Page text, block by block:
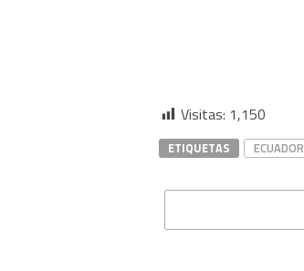
Visitas: 1,150
ETIQUETAS ECUADOR